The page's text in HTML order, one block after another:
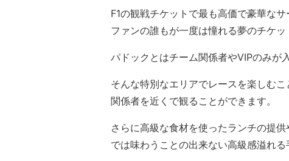
F1の観戦チケットで最も高価で豪華な
ファンの誰もが一度は憧れる夢のチケッ
パドックとはチーム関係者やVIPのみが
そんな特別なエリアでレースを楽しむ
関係者を近くで観ることができます。
さらに高級な食材を使ったランチの提
では味わうことの出来ない高級感溢れ